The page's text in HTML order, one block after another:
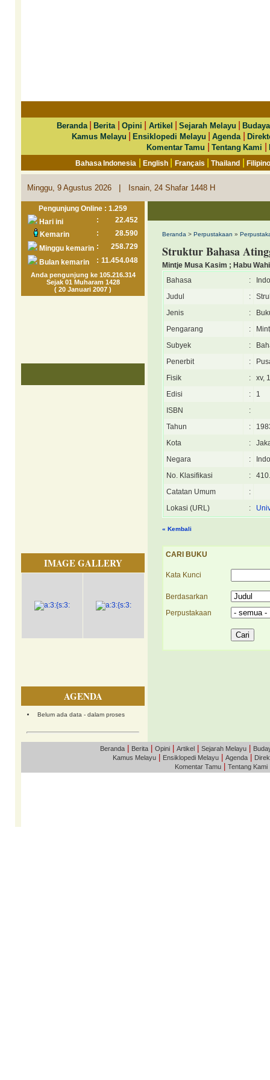
Beranda|Berita Opini Artikel |Sejarah Melayu |
Kamus Melayu
|Ensiklopedi Melayu |Agenda |
Komentar Tamu
|Tentang Kami |
Bahasa Indonesia |English Français |Thailand |
Minggu, 9 Agustus 2026 | Isnain, 24 Shafar 1448 H
Pengunjung Online : 1.259
Hari ini
:
22.452
Kemarin
:
28.590
Minggu kemarin :
258.729
Bulan kemarin
: 11.454.048
Anda pengunjung ke 105.216.314
Sejak 01 Muharam 1428
( 20 Januari 2007 )
IMAGE GALLERY
AGENDA
Belum ada data - dalam proses
Beranda > Perpustakaan »
Struktur Bahasa
Mintje Musa Kasim ; Habu
Bahasa
:
Judul
:
Jenis
:
Pengarang
:
Subyek
:
Penerbit
:
Fisik
:
xv,
Edisi
:
1
ISBN
:
Tahun
:
Kota
:
Negara
:
No. Klasifikasi
:
Catatan Umum
:
Lokasi (URL)
:
« Kembali
CARI BUKU
Kata Kunci
Berdasarkan
Perpustakaan
Beranda Berita Opini Artikel Sejarah Melayu
Kamus Melayu
Ensiklopedi Melayu Agenda
Komentar Tamu
Tentang Kami